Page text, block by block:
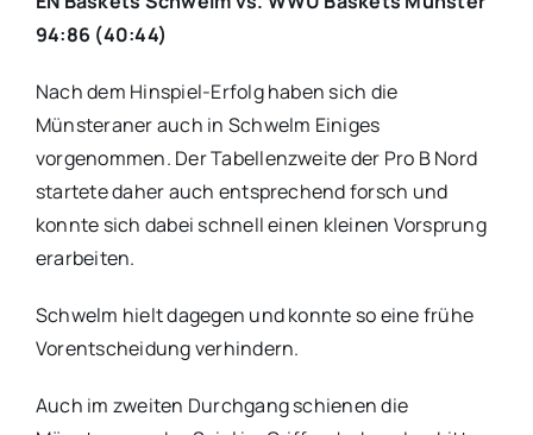
94:86 (40:44)
Nach dem Hinspiel-Erfolg haben sich die
Münsteraner auch in Schwelm Einiges
vorgenommen. Der Tabellenzweite der Pro B Nord
startete daher auch entsprechend forsch und
konnte sich dabei schnell einen kleinen Vorsprung
erarbeiten.
Schwelm hielt dagegen und konnte so eine frühe
Vorentscheidung verhindern.
Auch im zweiten Durchgang schienen die